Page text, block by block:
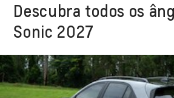
Descubra todos os
Sonic 2027